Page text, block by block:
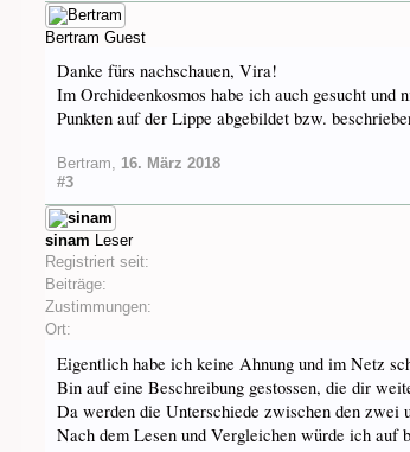
Bertram Guest
Danke fürs nachschauen, Vira!
Im Orchideenkosmos habe ich auch gesucht
Punkten auf der Lippe abgebildet bzw.
Bertram, 16. März 2018
#3
sinam Leser
Registriert seit:
Beiträge:
Zustimmungen:
Ort:
Eigentlich habe ich keine Ahnung und im Netz
Bin auf eine Beschreibung gestossen, die dir
Da werden die Unterschiede zwischen den zwei
Nach dem Lesen und Vergleichen würde ich auf